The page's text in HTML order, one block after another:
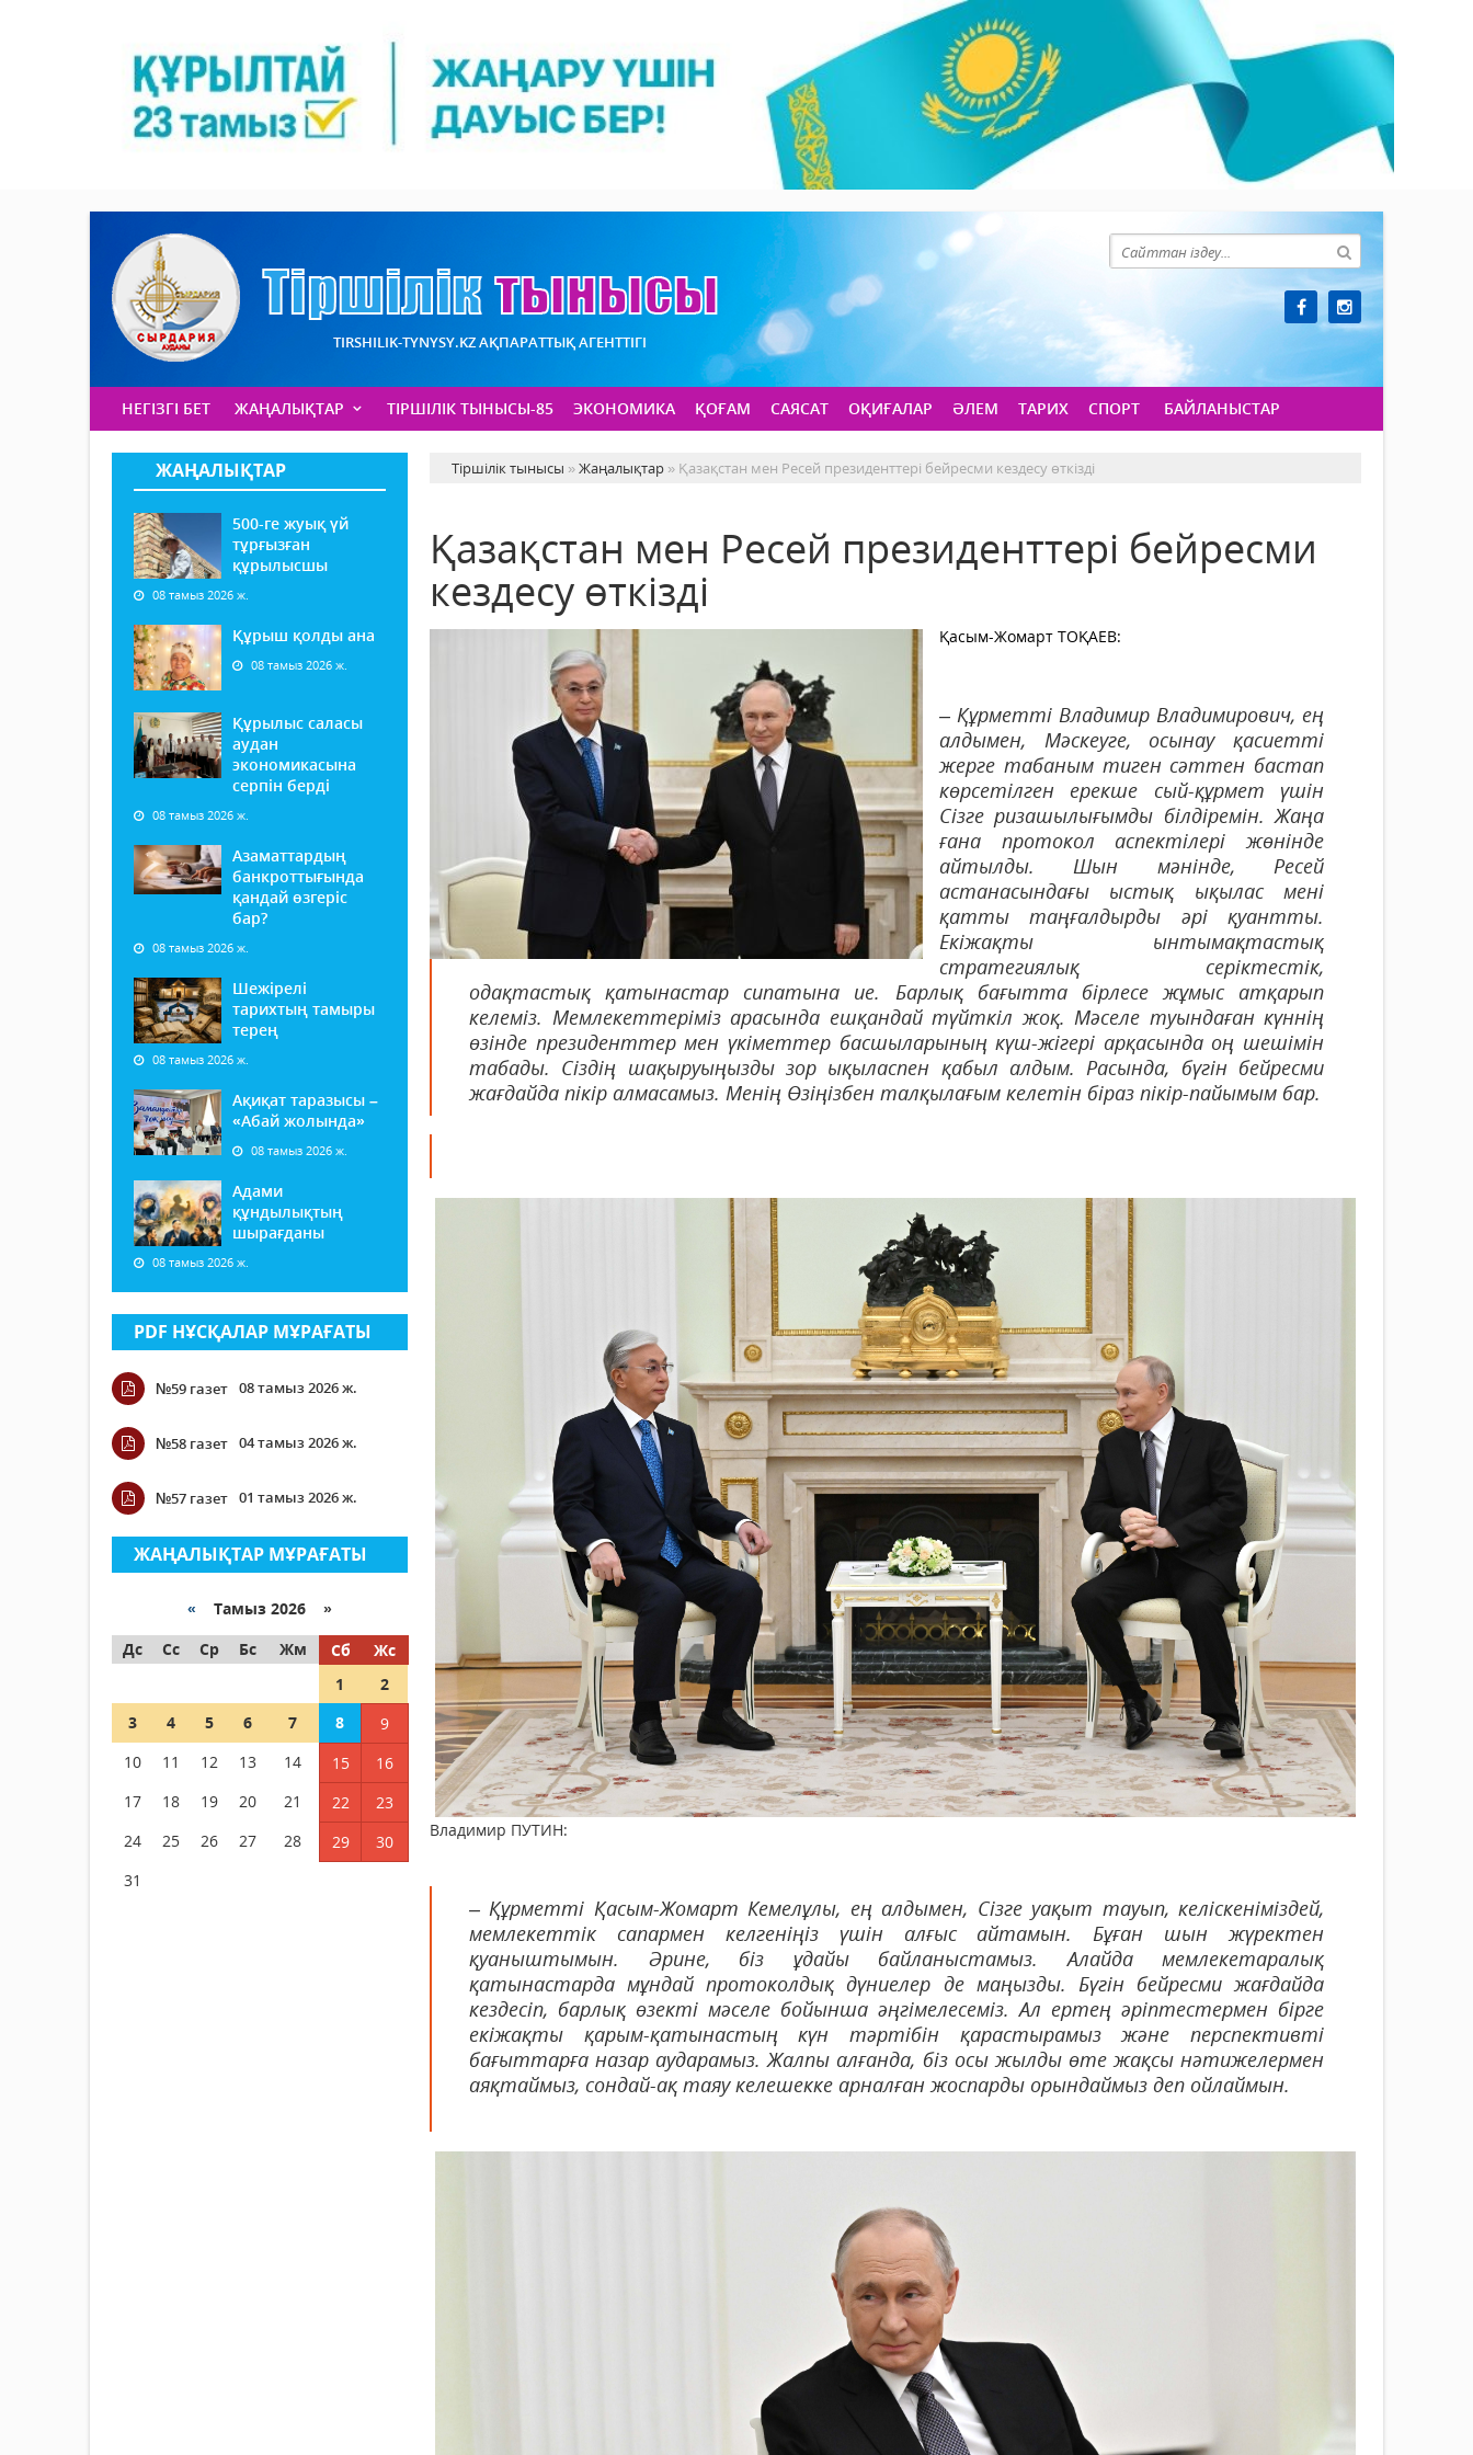
TIRSHILIK-TYNYSY.KZ АҚПАРАТТЫҚ АГЕНТТІГІ
НЕГІЗГІ БЕТ ЖАҢАЛЫҚТАР ТІРШІЛІК ТЫНЫСЫ-85 ЭКОНОМИКА ҚОҒАМ САЯСАТ ОҚИҒАЛАР ӘЛЕМ ТАРИХ СПОРТ БАЙЛАНЫСТАР
ЖАҢАЛЫҚТАР
500-ге жуық үй
тұрғызған
құрылысшы
08 тамыз 2026 ж.
Құрыш қолды ана
08 тамыз 2026 ж.
Құрылыс саласы
аудан
экономикасына
серпін берді
08 тамыз 2026 ж.
Азаматтардың
банкроттығында
қандай өзгеріс
бар?
08 тамыз 2026 ж.
Шежірелі
тарихтың тамыры
терең
08 тамыз 2026 ж.
Ақиқат таразысы –
«Абай жолында»
08 тамыз 2026 ж.
Адами
құндылықтың
шырағданы
08 тамыз 2026 ж.
PDF НҰСҚАЛАР МҰРАҒАТЫ
№59 газет 08 тамыз 2026 ж.
№58 газет 04 тамыз 2026 ж.
№57 газет 01 тамыз 2026 ж.
ЖАҢАЛЫҚТАР МҰРАҒАТЫ
« Тамыз 2026 »
Дс
Сс Ср Бс Жм Сб
Жс
1
2
3
4 5 6 7 8
9
10
11 12 13 14 15
16
17
18 19 20 21 22
23
24
25 26 27 28 29
30
31
Тіршілік тынысы »Жаңалықтар » Қазақстан мен Ресей президенттері бейресми кездесу өткізді
Қазақстан мен Ресей президенттері бейресми
кездесу өткізді
Қасым-Жомарт ТОҚАЕВ:
– Құрметті Владимир Владимирович, ең
алдымен, Мәскеуге, осынау қасиетті
жерге табаным тиген сәттен бастап
көрсетілген ерекше сый-құрмет үшін
Сізге ризашылығымды білдіремін. Жаңа
ғана протокол аспектілері жөнінде
айтылды. Шын мәнінде, Ресей
астанасындағы ыстық ықылас мені
қатты таңғалдырды әрі қуантты.
Екіжақты ынтымақтастық
стратегиялық серіктестік,
одақтастық қатынастар сипатына ие. Барлық бағытта бірлесе жұмыс атқарып
келеміз. Мемлекеттеріміз арасында ешқандай түйткіл жоқ. Мәселе туындаған күннің
өзінде президенттер мен үкіметтер басшыларының күш-жігері арқасында оң шешімін
табады. Сіздің шақыруыңызды зор ықыласпен қабыл алдым. Расында, бүгін бейресми
жағдайда пікір алмасамыз. Менің Өзіңізбен талқылағым келетін біраз пікір-пайымым бар.
Владимир ПУТИН:
– Құрметті Қасым-Жомарт Кемелұлы, ең алдымен, Сізге уақыт тауып, келіскеніміздей,
мемлекеттік сапармен келгеніңіз үшін алғыс айтамын. Бұған шын жүректен
қуаныштымын. Әрине, біз ұдайы байланыстамыз. Алайда мемлекетаралық
қатынастарда мұндай протоколдық дүниелер де маңызды. Бүгін бейресми жағдайда
кездесіп, барлық өзекті мәселе бойынша әңгімелесеміз. Ал ертең әріптестермен бірге
екіжақты қарым-қатынастың күн тәртібін қарастырамыз және перспективті
бағыттарға назар аударамыз. Жалпы алғанда, біз осы жылды өте жақсы нәтижелермен
аяқтаймыз, сондай-ақ таяу келешекке арналған жоспарды орындаймыз деп ойлаймын.